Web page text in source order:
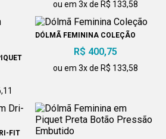
ou em 3x de R$ 133,58
DÓLMÃ FEMININA COLEÇÃO
R$ 400,75
ou em 3x de R$ 133,58
FIT